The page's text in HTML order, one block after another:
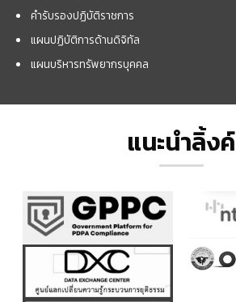
คำรับรองปฏิบัติราชการ
แผนปฏิบัติการด้านดิจิทัล
แผนบริหารทรัพยากรบุคคล
แนะนำลิ้งค์